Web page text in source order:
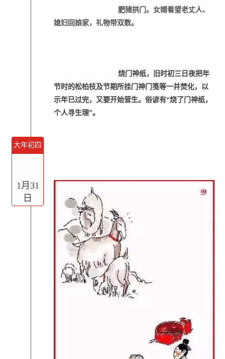
肥猪拱门。女婿看望老丈人、
媳妇回娘家，礼物带双数。
烧门神纸，旧时初三日夜把年
节时的松柏枝及节期所挂门神门笺等一并焚化，以
示年已过完，又要开始营生。俗谚有“烧了门神纸，
个人寻生理”。
大年初四
1月31
日